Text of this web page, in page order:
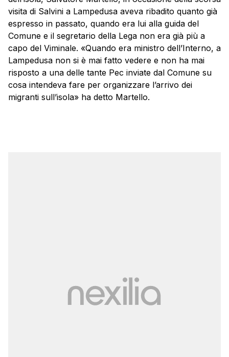
visita di Salvini a Lampedusa aveva ribadito quanto già
espresso in passato, quando era lui alla guida del
Comune e il segretario della Lega non era già più a
capo del Viminale. «Quando era ministro dell’Interno, a
Lampedusa non si è mai fatto vedere e non ha mai
risposto a una delle tante Pec inviate dal Comune su
cosa intendeva fare per organizzare l’arrivo dei
migranti sull’isola» ha detto Martello.